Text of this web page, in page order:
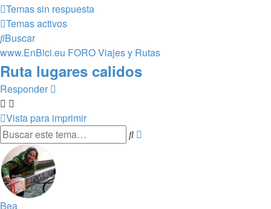
Temas sin respuesta
Temas activos
Buscar
www.EnBici.eu FOROViajes y Rutas
Ruta lugares calidos
Responder
Vista para imprimir
Buscar
Bea